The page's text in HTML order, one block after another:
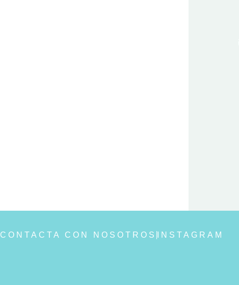
CONTACTA CON NOSOTROS INSTAGRAM